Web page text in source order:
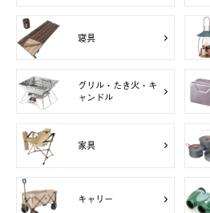
寝具
グリル・たき火・キ
ャンドル
家具
キャリー